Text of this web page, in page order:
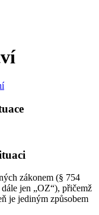
zákonem (§ 754
jen „OZ“), přičemž
je jediným způsobem